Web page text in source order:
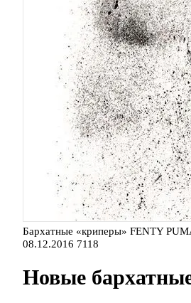
Бархатные «криперы» FENTY
08.12.2016 7118
Новые